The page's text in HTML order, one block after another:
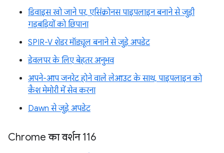
डिवाइस खो जाने पर, एसिंक्रोनस पाइपलाइन बनाने से जुड़ी
गड़बड़ियों को छिपाना
SPIR-V शेडर मॉड्यूल बनाने से जुड़े अपडेट
डेवलपर के लिए बेहतर अनुभव
अपने-आप जनरेट होने वाले लेआउट के साथ, पाइपलाइन को
कैश मेमोरी में सेव करना
Dawn से जुड़े अपडेट
Chrome का वर्शन 116